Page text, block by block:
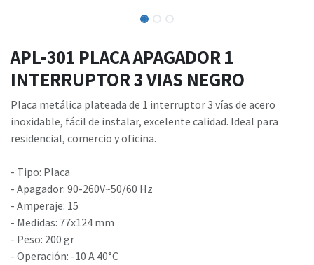
APL-301 PLACA APAGADOR 1
INTERRUPTOR 3 VIAS NEGRO
Placa metálica plateada de 1 interruptor 3 vías de acero
inoxidable, fácil de instalar, excelente calidad. Ideal para
residencial, comercio y oficina.
- Tipo: Placa
- Apagador: 90-260V~50/60 Hz
- Amperaje: 15
- Medidas: 77x124 mm
- Peso: 200 gr
- Operación: -10 A 40°C